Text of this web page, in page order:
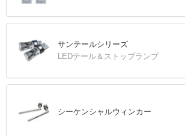
サンテールシリーズ
LEDテール＆ストップランプ
シーケンシャルウィンカー